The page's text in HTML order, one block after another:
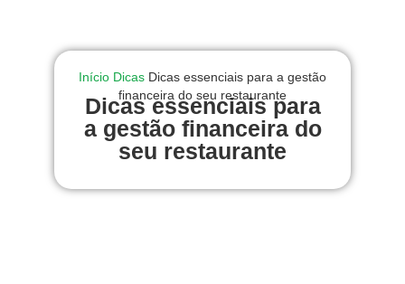
Início Dicas Dicas essenciais para a gestão
financeira do seu restaurante
Dicas essenciais para
a gestão financeira do
seu restaurante